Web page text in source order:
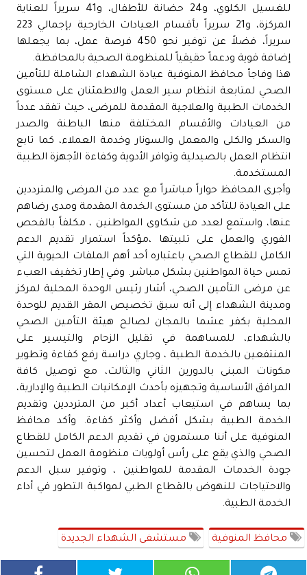
للغسيل الكلوي، و24 حضانة للأطفال، و41 سريراً للعناية
المركزة، و21 سريراً بأقسام العيادات الخارجية بإجمالي 223
سريراً، فضلاً عن توفير نحو 450 فرصة عمل، بما يجعلها
إضافة قوية ودعماً حقيقياً للمنظومة الصحية بالمحافظة.
هذا وفاجأ محافظ المنوفية عيادة الشهداء الشاملة للتأمين
الصحي لمتابعة انتظام سير العمل والاطمئنان على مستوى
الخدمات الطبية والعلاجية المقدمة للمرضى، حيث تفقد عدداً
من العيادات والأقسام المختلفة منها الباطنة والصدر
والسكر والكلى والمعمل والسونار وخدمة العملاء، كما تابع
انتظام العمل بالصيدلية وتوافر الأدوية وكفاءة الأجهزة الطبية
المستخدمة.
وأجرى المحافظ حواراً مباشراً مع عدد من المرضى والمترددين
على العيادة للتأكد من مستوى الخدمة المقدمة ومدى رضاهم
عنها، واستمع لعدد من شكاوى المواطنين ، مكلفاً بالفحص
الفوري والعمل على تلبيتها ،مؤكداً استمرار تقديم الدعم
الكامل للقطاع الصحي باعتباره أحد أهم الملفات الحيوية التي
تمس حياة المواطنين بشكل مباشر. وفي إطار تخفيف العبء
عن مرضى التأمين الصحي، أشار رئيس الوحدة المحلية لمركز
ومدينة الشهداء إلى أنه سبق تخصيص المقر القديم للوحدة
المحلية بكفر عشما بالمجان لصالح هيئة التأمين الصحي
بالشهداء، للمساهمة في تقليل الزحام والتيسير على
المنتفعين بالخدمة الطبية ، وجاري دراسة رفع كفاءة وتطوير
مكونات المبنى بالدورين الثاني والثالث، مع توصيل كافة
المرافق الأساسية وتجهيزه بأحدث الإمكانيات الطبية والإدارية،
بما يساهم في استيعاب أعداد أكبر من المترددين وتقديم
الخدمة الطبية بشكل أفضل وأكثر كفاءة. وأكد محافظ
المنوفية على أننا مستمرون في تقديم الدعم الكامل للقطاع
الصحي والذي يقع على رأس أولويات منظومة العمل لتحسين
جودة الخدمات المقدمة للمواطنين ، وتوفير سبل الدعم
والاحتياجات للنهوض بالقطاع الطبي لمواكبة التطور في أداء
الخدمة الطبية.
محافظ المنوفية مستشفى الشهداء الجديدة